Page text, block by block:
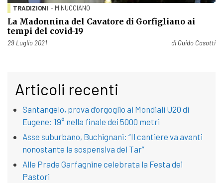
TRADIZIONI - MINUCCIANO
La Madonnina del Cavatore di Gorfigliano ai
tempi del covid-19
Pubblicato il
29 Luglio 2021 di Guido Casotti
Articoli recenti
Santangelo, prova d’orgoglio ai Mondiali U20 di
Eugene: 19° nella finale dei 5000 metri
Asse suburbano, Buchignani: “Il cantiere va avanti
nonostante la sospensiva del Tar”
Alle Prade Garfagnine celebrata la Festa dei
Pastori